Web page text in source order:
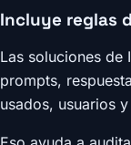
Incluye reglas
Las soluciones de
prompts,
usados, usuarios